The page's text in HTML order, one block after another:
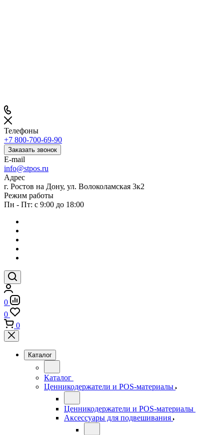
Телефоны
+7 800-700-69-90
Заказать звонок
E-mail
info@stpos.ru
Адрес
г. Ростов на Дону, ул. Волоколамская 3к2
Режим работы
Пн - Пт: с 9:00 до 18:00
0
0
0
Каталог
Каталог
Ценникодержатели и POS-материалы
Ценникодержатели и POS-материалы
Аксессуары для подвешивания